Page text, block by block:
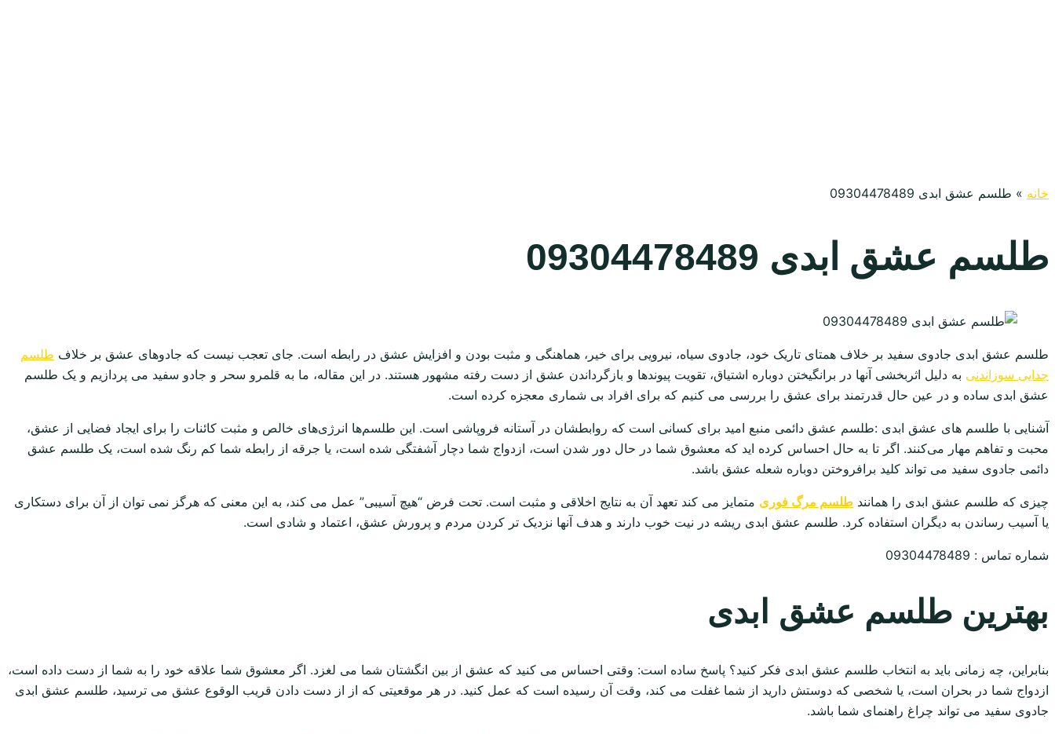
خانه » طلسم عشق ابدی 09304478489
طلسم عشق ابدی 09304478489
طلسم عشق ابدی جادوی سفید بر خلاف همتای تاریک خود، جادوی سیاه، نیرویی برای خیر، هماهنگی و مثبت بودن و افزایش عشق در رابطه است. جای تعجب نیست که جادوهای عشق بر خلاف طلسم
جدایی سوزاندنی به دلیل اثربخشی آنها در برانگیختن دوباره اشتیاق، تقویت پیوندها و بازگرداندن عشق از دست رفته مشهور هستند. در این مقاله، ما به قلمرو سحر و جادو سفید می پردازیم و یک طلسم
عشق ابدی ساده و در عین حال قدرتمند برای عشق را بررسی می کنیم که برای افراد بی شماری معجزه کرده است.
آشنایی با طلسم های عشق ابدی :طلسم عشق دائمی منبع امید برای کسانی است که روابطشان در آستانه فروپاشی است. این طلسم‌ها انرژی‌های خالص و مثبت کائنات را برای ایجاد فضایی از عشق،
محبت و تفاهم مهار می‌کنند. اگر تا به حال احساس کرده اید که معشوق شما در حال دور شدن است، ازدواج شما دچار آشفتگی شده است، یا جرقه از رابطه شما کم رنگ شده است، یک طلسم عشق
دائمی جادوی سفید می تواند کلید برافروختن دوباره شعله عشق باشد.
چیزی که طلسم عشق ابدی را همانند طلسم مرگ فوری متمایز می کند تعهد آن به نتایج اخلاقی و مثبت است. تحت فرض “هیچ آسیبی” عمل می کند، به این معنی که هرگز نمی توان از آن برای دستکاری
یا آسیب رساندن به دیگران استفاده کرد. طلسم عشق ابدی ریشه در نیت خوب دارند و هدف آنها نزدیک تر کردن مردم و پرورش عشق، اعتماد و شادی است.
شماره تماس : 09304478489
بهترین طلسم عشق ابدی
بنابراین، چه زمانی باید به انتخاب طلسم عشق ابدی فکر کنید؟ پاسخ ساده است: وقتی احساس می کنید که عشق از بین انگشتان شما می لغزد. اگر معشوق شما علاقه خود را به شما از دست داده است،
ازدواج شما در بحران است، یا شخصی که دوستش دارید از شما غفلت می کند، وقت آن رسیده است که عمل کنید. در هر موقعیتی که از از دست دادن قریب الوقوع عشق می ترسید، طلسم عشق ابدی
جادوی سفید می تواند چراغ راهنمای شما باشد.